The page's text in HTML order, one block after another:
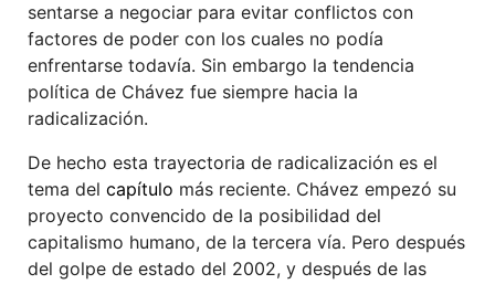
sentarse a negociar para evitar conflictos con
factores de poder con los cuales no podía
enfrentarse todavía. Sin embargo la tendencia
política de Chávez fue siempre hacia la
radicalización.
De hecho esta trayectoria de radicalización es el
tema del capítulo más reciente. Chávez empezó su
proyecto convencido de la posibilidad del
capitalismo humano, de la tercera vía. Pero después
del golpe de estado del 2002, y después de las